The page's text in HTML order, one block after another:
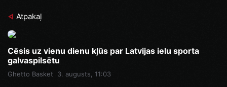
Atpakaļ
Cēsis uz vienu dienu kļūs par Latvijas ielu sporta
galvaspilsētu
Ghetto Basket 3. augusts, 11:03